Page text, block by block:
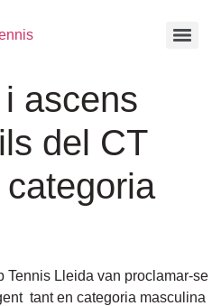
ascens
del CT
Tennis Lleida van proclamar-se
tant en categoria masculina